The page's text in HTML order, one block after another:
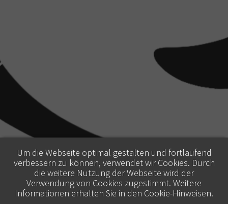
Um die Webseite optimal gestalten und fortlaufend
verbessern zu können, verwendet wir Cookies. Durch
die weitere Nutzung der Webseite wird der
Verwendung von Cookies zugestimmt. Weitere
Informationen erhalten Sie in den Cookie-Hinweisen.